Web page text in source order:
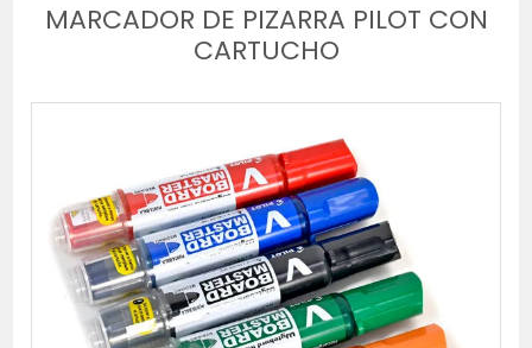
MARCADOR DE PIZARRA PILOT CON
CARTUCHO